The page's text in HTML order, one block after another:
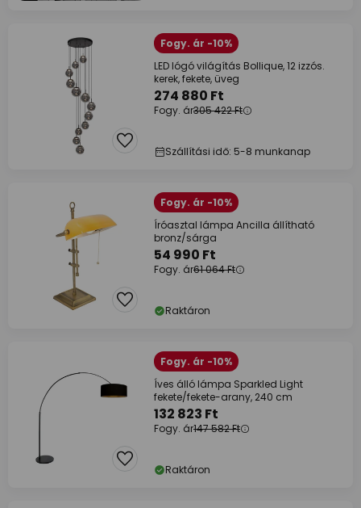
Fogy. ár -10%
LED lógó világítás Bollique, 12 izzós.
kerek, fekete, üveg
274 880 Ft
Fogy. ár305 422 Ft
Szállítási idő: 5-8 munkanap
Fogy. ár -10%
Íróasztal lámpa Ancilla állítható
bronz/sárga
54 990 Ft
Fogy. ár61 064 Ft
Raktáron
Fogy. ár -10%
Íves álló lámpa Sparkled Light
fekete/fekete-arany, 240 cm
132 823 Ft
Fogy. ár147 582 Ft
Raktáron